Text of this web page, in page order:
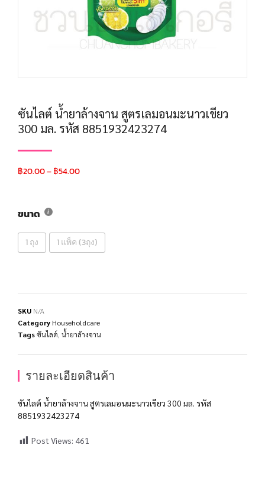
ซันไลต์ น้ำยาล้างจาน สูตรเลมอนมะนาวเขียว
300 มล. รหัส 8851932423274
฿20.00–฿54.00
ขนาด
1 ถุง 1 แพ็ค (3ถุง)
SKU N/A
Category Householdcare
Tagsซันไลต์ น้ำยาล้างจาน
รายละเอียดสินค้า
ซันไลต์ น้ำยาล้างจาน สูตรเลมอนมะนาวเขียว 300 มล. รหัส
8851932423274
Post Views: 461